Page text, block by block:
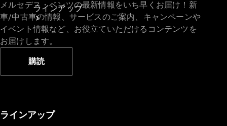
ラインアップ
メルセデス・ベンツの最新情報をいち早くお届け！新
車/中古車の情報、サービスのご案内、キャンペーンや
イベント情報など、お役立ていただけるコンテンツを
お届けします。
購読
ラインアップ